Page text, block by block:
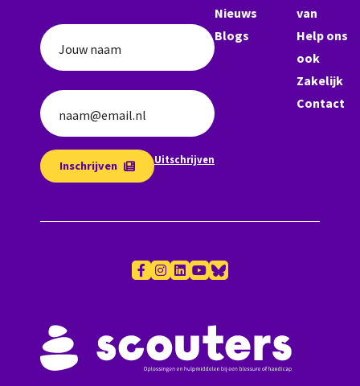
Jouw naam
naam@email.nl
Inschrijven Uitschrijven
Nieuws
Blogs
van
Help ons
ook
Zakelijk
Contact